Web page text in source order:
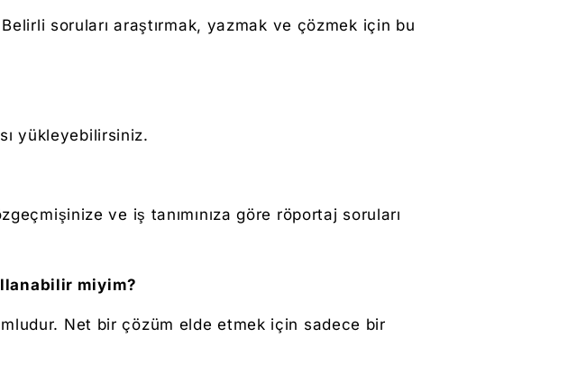
soruları araştırmak, yazmak ve çözmek için bu
yükleyebilirsiniz.
ve iş tanımınıza göre röportaj soruları
miyim?
Net bir çözüm elde etmek için sadece bir